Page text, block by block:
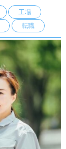
工場
転職